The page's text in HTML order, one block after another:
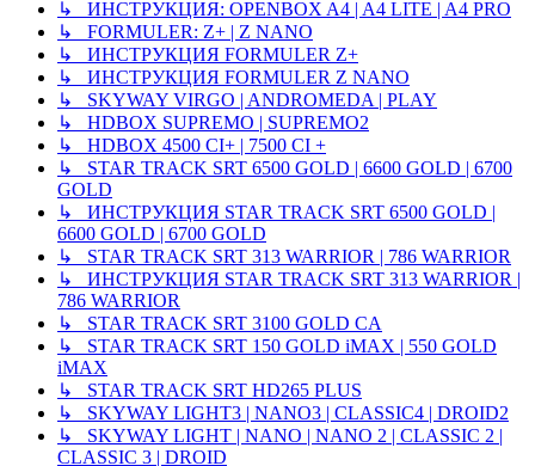
↳ ИНСТРУКЦИЯ: OPENBOX A4 | A4 LITE | A4 PRO
↳ FORMULER: Z+ | Z NANO
↳ ИНСТРУКЦИЯ FORMULER Z+
↳ ИНСТРУКЦИЯ FORMULER Z NANO
↳ SKYWAY VIRGO | ANDROMEDA | PLAY
↳ HDBOX SUPREMO | SUPREMO2
↳ HDBOX 4500 CI+ | 7500 CI +
↳ STAR TRACK SRT 6500 GOLD | 6600 GOLD | 6700
GOLD
↳ ИНСТРУКЦИЯ STAR TRACK SRT 6500 GOLD |
6600 GOLD | 6700 GOLD
↳ STAR TRACK SRT 313 WARRIOR | 786 WARRIOR
↳ ИНСТРУКЦИЯ STAR TRACK SRT 313 WARRIOR |
786 WARRIOR
↳ STAR TRACK SRT 3100 GOLD CA
↳ STAR TRACK SRT 150 GOLD iMAX | 550 GOLD
iMAX
↳ STAR TRACK SRT HD265 PLUS
↳ SKYWAY LIGHT3 | NANO3 | CLASSIC4 | DROID2
↳ SKYWAY LIGHT | NANO | NANO 2 | CLASSIC 2 |
CLASSIC 3 | DROID